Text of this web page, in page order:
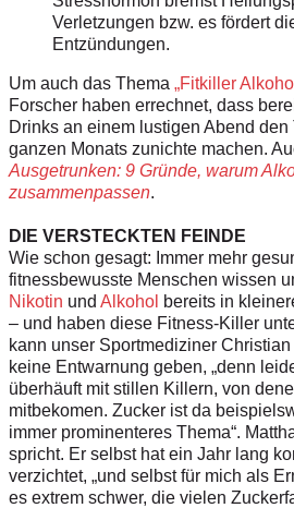
Verletzungen bzw. es fördert
Entzündungen.
Um auch das Thema „Fitkiller
Forscher haben errechnet, dass
Drinks an einem lustigen Abend den
ganzen Monats zunichte machen.
Ausgetrunken: 9 Gründe, warum
zusammenpassen.
DIE VERSTECKTEN FEINDE
Wie schon gesagt: Immer mehr
fitnessbewusste Menschen wissen
Nikotin und Alkohol bereits in
– und haben diese Fitness-Killer
kann unser Sportmediziner
keine Entwarnung geben, „denn
überhäuft mit stillen Killern, von
mitbekomen. Zucker ist da
immer prominenteres Thema“.
spricht. Er selbst hat ein Jahr lang
verzichtet, „und selbst für mich als
es extrem schwer, die vielen